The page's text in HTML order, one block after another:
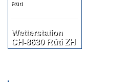
Rüti
Wetterstation
CH-8630 Rüti ZH